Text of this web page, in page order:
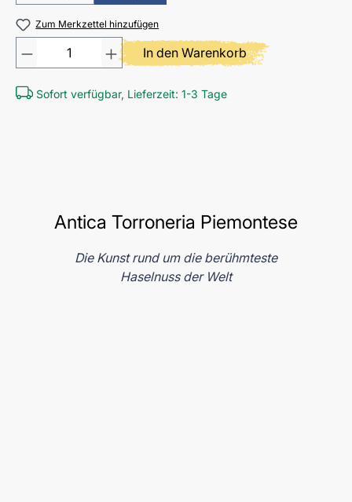
Zum Merkzettel hinzufügen
Produkt Anzahl: Gib den
In den Warenkorb
Sofort verfügbar, Lieferzeit: 1-3 Tage
Antica Torroneria Piemontese
Die Kunst rund um die berühmteste
Haselnuss der Welt